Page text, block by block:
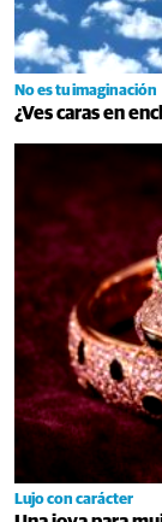
No es tu imaginación
¿Ves caras en
Lujo con carácter